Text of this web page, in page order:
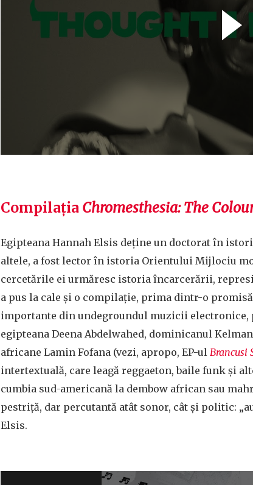
Compilația Chromesthesia: The
Egipteana Hannah Elsis deține un doctorat în
altele, a fost lector în istoria Orientului Mijlociu
cercetările ei urmăresc istoria încarcerării,
a pus la cale și o compilație, prima dintr-o
importante din undegroundul muzicii electronice,
egipteana Deena Abdelwahed, dominicanul
africane Lamin Fofana (vezi, apropo, EP-ul Brancusi
intertextuală, care leagă reggaeton, baile funk și
cumbia sud-americană la dembow african sau
pestriță, dar percutantă atât sonor, cât și politic:
Elsis.